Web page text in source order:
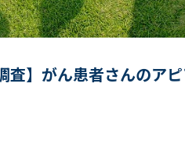
査】がん患者さんのア